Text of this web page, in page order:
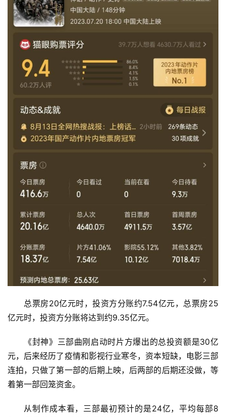
育
题
汽
车
注册
总票房20亿元时，投资方分账约7.54亿元，总票房25
亿元时，投资方分账将达到约9.35亿元。
《封神》三部曲刚启动时片方爆出的总投资额是30亿
元，后来经历了疫情和影视行业寒冬，资本短缺，电影三部
连拍，只做了第一部的后期上映，后两部的后期还没做，等
着第一部回笼资金。
从制作成本看，三部最初预计的是24亿，平均每部8